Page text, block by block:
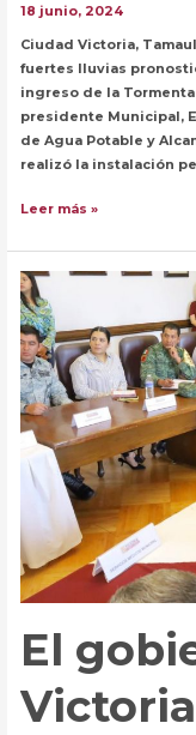
18 junio, 2024
Ciudad Victoria,
fuertes lluvias
ingreso de la
presidente Municipal,
de Agua Potable y
realizó la instalación
Instala
Victoria
comité
interno
por
tormenta
tropical
Leer más »
El